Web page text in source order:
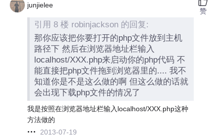
junjielee
引用 8 楼 robinjackson 的回复:
那你应该把你要打开的php文件放到主机
路径下 然后在浏览器地址栏输入
localhost/XXX.php来启动你的php代码 不
能直接把php文件拖到浏览器里的.... 我不
知道你是不是这么做的啊 但这么做的话就
会出现下载php文件的情况了
我是按照在浏览器地址栏输入localhost/XXX.php这种
方法做的
2013-07-19
赞